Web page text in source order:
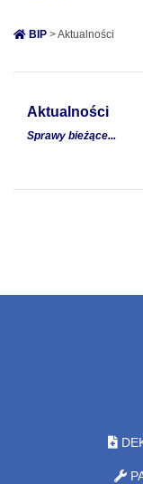
BIP > Aktualności
Aktualności
Sprawy bieżące...